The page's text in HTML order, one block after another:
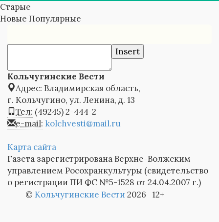
Старые
Новые Популярные
Insert
Кольчугинские Вести
Адрес: Владимирская область,
г. Кольчугино, ул. Ленина, д. 13
Тел: (49245) 2-444-2
e-mail: kolchvesti@mail.ru
Карта сайта
Газета зарегистрирована Верхне-Волжским
управлением Росохранкультуры (свидетельство
о регистрации ПИ ФС №5-1528 от 24.04.2007 г.)
©Кольчугинские Вести 2026 12+